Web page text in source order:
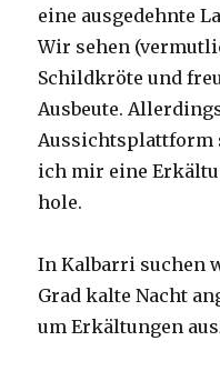
eine ausgedehnte
Wir sehen
Schildkröte und
Ausbeute.
Aussichtsplattform
ich mir eine
hole.
In Kalbarri suchen
Grad kalte Nacht
um Erkältungen